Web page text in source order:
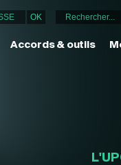
Accords & outils